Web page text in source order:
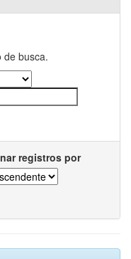
de busca.
registros por